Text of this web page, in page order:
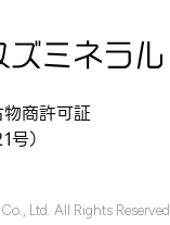
商許可証
）
Ltd. All Rights Reserved.